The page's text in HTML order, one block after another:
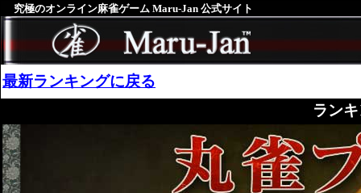
究極のオンライン麻雀ゲーム Maru-Jan 公式サイト
最新ランキングに戻る
ラン